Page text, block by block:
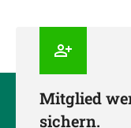
Mitglied
sichern.